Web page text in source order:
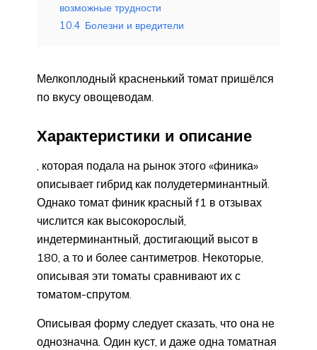
возможные трудности
10.4 Болезни и вредители
Мелкоплодный красненький томат пришёлся
по вкусу овощеводам.
Характеристики и описание
, которая подала на рынок этого «финика»
описывает гибрид как полудетерминантный.
Однако томат финик красный f1 в отзывах
числится как высокорослый,
индетерминантный, достигающий высот в
180, а то и более сантиметров. Некоторые,
описывая эти томаты сравнивают их с
томатом-спрутом.
Описывая форму следует сказать, что она не
однозначна. Один куст, и даже одна томатная